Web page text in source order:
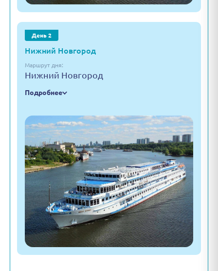
День 2
Нижний Новгород
Маршрут дня:
Нижний Новгород
Подробнее